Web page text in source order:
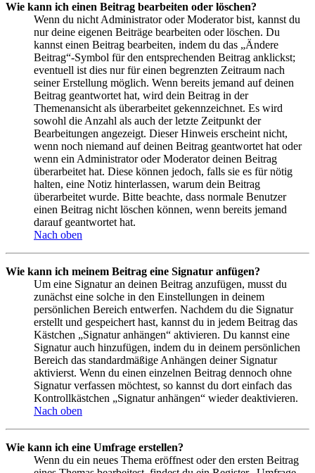
Wie kann ich einen Beitrag bearbeiten oder löschen?
Wenn du nicht Administrator oder Moderator bist, kannst du
nur deine eigenen Beiträge bearbeiten oder löschen. Du
kannst einen Beitrag bearbeiten, indem du das „Ändere
Beitrag“-Symbol für den entsprechenden Beitrag anklickst;
eventuell ist dies nur für einen begrenzten Zeitraum nach
seiner Erstellung möglich. Wenn bereits jemand auf deinen
Beitrag geantwortet hat, wird dein Beitrag in der
Themenansicht als überarbeitet gekennzeichnet. Es wird
sowohl die Anzahl als auch der letzte Zeitpunkt der
Bearbeitungen angezeigt. Dieser Hinweis erscheint nicht,
wenn noch niemand auf deinen Beitrag geantwortet hat oder
wenn ein Administrator oder Moderator deinen Beitrag
überarbeitet hat. Diese können jedoch, falls sie es für nötig
halten, eine Notiz hinterlassen, warum dein Beitrag
überarbeitet wurde. Bitte beachte, dass normale Benutzer
einen Beitrag nicht löschen können, wenn bereits jemand
darauf geantwortet hat.
Nach oben
Wie kann ich meinem Beitrag eine Signatur anfügen?
Um eine Signatur an deinen Beitrag anzufügen, musst du
zunächst eine solche in den Einstellungen in deinem
persönlichen Bereich entwerfen. Nachdem du die Signatur
erstellt und gespeichert hast, kannst du in jedem Beitrag das
Kästchen „Signatur anhängen“ aktivieren. Du kannst eine
Signatur auch hinzufügen, indem du in deinem persönlichen
Bereich das standardmäßige Anhängen deiner Signatur
aktivierst. Wenn du einen einzelnen Beitrag dennoch ohne
Signatur verfassen möchtest, so kannst du dort einfach das
Kontrollkästchen „Signatur anhängen“ wieder deaktivieren.
Nach oben
Wie kann ich eine Umfrage erstellen?
Wenn du ein neues Thema eröffnest oder den ersten Beitrag